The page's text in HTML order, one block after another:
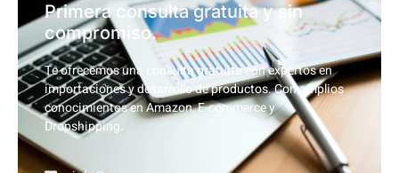
Primera consulta gratuita y sin
compromiso.
Te ofrecemos una consulta gratuita con expertos en
importaciones y desarrollo de productos. Con amplios
conocimientos en Amazon, E-commerce y
Dropshipping.